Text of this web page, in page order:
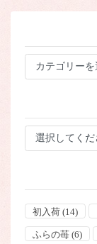
ー
初入荷(14)
ふらの苺(6)